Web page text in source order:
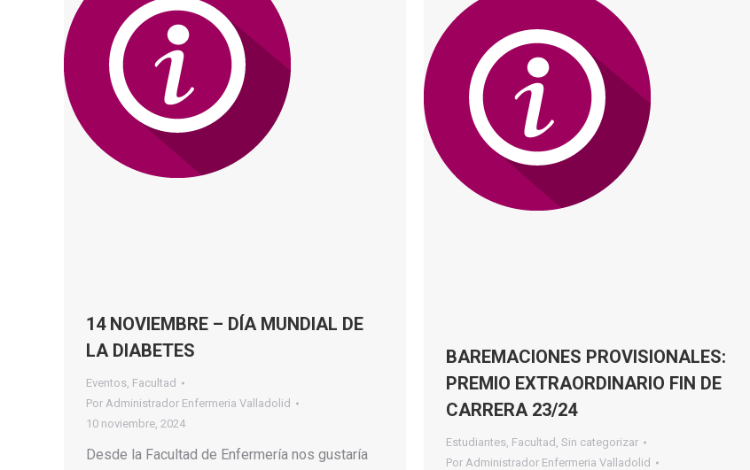
14 NOVIEMBRE – DÍA MUNDIAL DE
LA DIABETES
Eventos, Facultad
Por Administrador Enfermeria Valladolid
10 noviembre, 2024
Desde la Facultad de Enfermería nos gustaría
BAREMACIONES PROVISIONALES:
PREMIO EXTRAORDINARIO FIN DE
CARRERA 23/24
Estudiantes, Facultad , Sin categorizar
Por Administrador Enfermeria Valladolid